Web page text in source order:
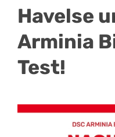
Der TSV
Mission Profifußball
Havelse
Arminia
Test!